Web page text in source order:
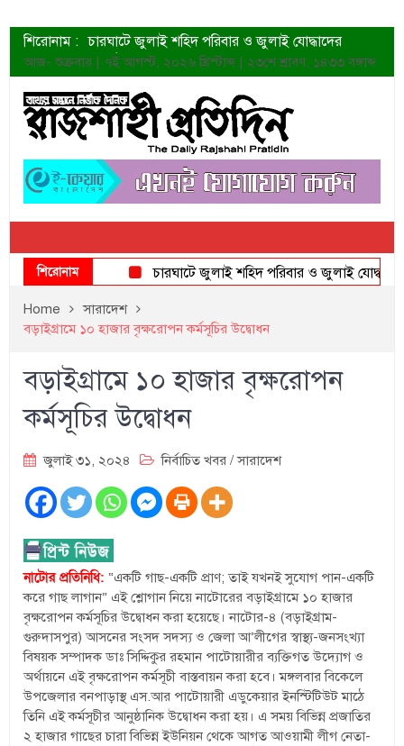
শিরোনাম : চারঘাটে জুলাই শহিদ পরিবার ও জুলাই যোদ্ধাদের
সংবর্ধনা
শহীদদের প্রত্যাশা এখনো পূরণ হয়নি: ডা. শফিকুর রহমান
ত্বক ভালো রাখতে যে ৫ কাজ করবেন
জুলাই স্মৃতি জাদুঘরের দুয়ার খুলেছে উদ্বোধন করলেন
প্রধানমন্ত্রী
শাহরুখের নতুন সিনেমার লুক
কোয়ার্টার ফাইনালে নেইমারের দুর্দান্ত অ্যাসিস্টে সান্তোস
ডেনিস লিয়ামিন রাশিয়ার ড্রোন বাহিনীর প্রধান হলেন
জুলাই শহিদদের আত্মত্যাগ জাতি চিরকাল শ্রদ্ধার সাথে
আজ- শুক্রবার | ৭ই আগস্ট, ২০২৬ খ্রিস্টাব্দ | ২৩শে শ্রাবণ, ১৪৩৩ বঙ্গাব্দ
শিরোনাম চারঘাটে জুলাই শহিদ পরিবার ও জুলাই যোদ্ধাদের
Home
সারাদেশ
বড়াইগ্রামে ১০ হাজার বৃক্ষরোপন কর্মসূচির উদ্বোধন
বড়াইগ্রামে ১০ হাজার বৃক্ষরোপন
কর্মসূচির উদ্বোধন
জুলাই ৩১, ২০২৪ নির্বাচিত খবর /সারাদেশ
নাটোর প্রতিনিধি: “একটি গাছ-একটি প্রাণ; তাই যখনই সুযোগ পান-একটি
করে গাছ লাগান” এই শ্লোগান নিয়ে নাটোরের বড়াইগ্রামে ১০ হাজার
বৃক্ষরোপন কর্মসূচির উদ্বোধন করা হয়েছে। নাটোর-৪ (বড়াইগ্রাম-
গুরুদাসপুর) আসনের সংসদ সদস্য ও জেলা আ’লীগের স্বাস্থ্য-জনসংখ্যা
বিষয়ক সম্পাদক ডাঃ সিদ্দিকুর রহমান পাটোয়ারীর ব্যক্তিগত উদ্যোগ ও
অর্থায়নে এই বৃক্ষরোপন কর্মসূচী বাস্তবায়ন করা হবে। মঙ্গলবার বিকেলে
উপজেলার বনপাড়াস্থ এস.আর পাটোয়ারী এডুকেয়ার ইনস্টিটিউট মাঠে
তিনি এই কর্মসূচীর আনুষ্ঠানিক উদ্বোধন করা হয়। এ সময় বিভিন্ন প্রজাতির
২ হাজার গাছের চারা বিভিন্ন ইউনিয়ন থেকে আগত আওয়ামী লীগ নেতা-